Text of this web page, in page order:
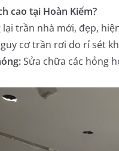
cao tại Hoàn Kiếm?
lại trần nhà mới, đẹp,
cơ trần rơi do rỉ sét
Sửa chữa các hỏng